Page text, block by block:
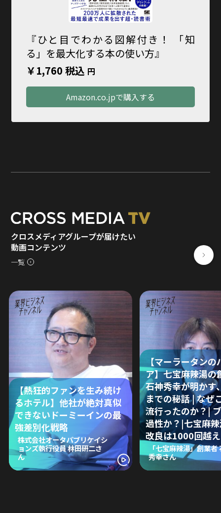
『ひと目でわかる図解付き！ 「知
る」を最大化する本の使い方』
￥1,760 税込 円
Amazon.co.jpで購入する
クロスメディアグループが届けたい
動画コンテンツ
一覧
【熱狂的ファンを生み続け
るホテル】他社が絶対真似
できないドーミーインの最
強差別化戦略
株式会社オータパブリケイシ
ョンズ執行役員 林田研二さ
ん
【マーラータン
ア】七宝麻辣湯の
石神秀幸が明かす
までの秘話 | なぜ
流行ったのか？|
過性か？|七宝麻
改良は1000回越
「七宝麻辣湯」創業者
秀幸さん